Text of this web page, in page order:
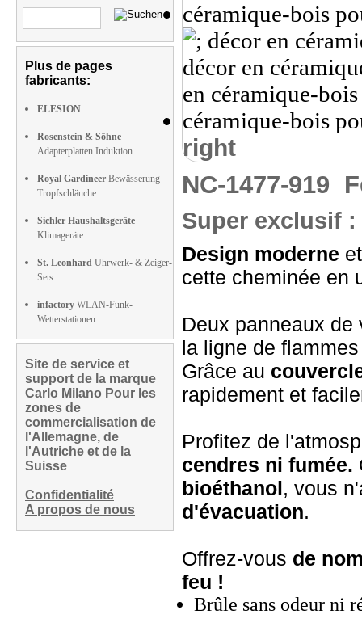
Plus de pages
fabricants:
ELESION
Rosenstein & Söhne
Adapterplatten Induktion
Royal Gardineer Bewässerung
Tropfschläuche
Sichler Haushaltsgeräte
Klimageräte
St. Leonhard Uhrwerk- & Zeiger-
Sets
infactory WLAN-Funk-
Wetterstationen
Site de service et
support de la marque
Carlo Milano Pour les
zones de
commercialisation de
l'Allemagne, de
l'Autriche et de la
Suisse
Confidentialité
A propos de nous
right
NC-1477-919
Super exclusif
Design moderne
cette cheminée en
Deux panneaux de
la ligne de
Grâce au
rapidement et
Profitez de
cendres ni fumée.
bioéthanol, vous
d'évacuation.
Offrez-vous de
feu !
Brûle sans odeur ni